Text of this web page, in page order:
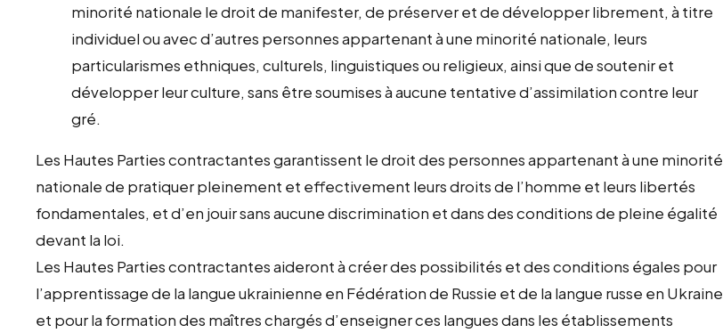
minorité nationale le droit de manifester, de préserver et de développer librement, à titre
individuel ou avec d’autres personnes appartenant à une minorité nationale, leurs
particularismes ethniques, culturels, linguistiques ou religieux, ainsi que de soutenir et
développer leur culture, sans être soumises à aucune tentative d’assimilation contre leur
gré.
Les Hautes Parties contractantes garantissent le droit des personnes appartenant à une minorité
nationale de pratiquer pleinement et effectivement leurs droits de l’homme et leurs libertés
fondamentales, et d’en jouir sans aucune discrimination et dans des conditions de pleine égalité
devant la loi.
Les Hautes Parties contractantes aideront à créer des possibilités et des conditions égales pour
l’apprentissage de la langue ukrainienne en Fédération de Russie et de la langue russe en Ukraine
et pour la formation des maîtres chargés d’enseigner ces langues dans les établissements